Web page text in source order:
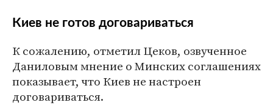
Киев не готов договариваться
К сожалению, отметил Цеков, озвученное
Даниловым мнение о Минских соглашениях
показывает, что Киев не настроен
договариваться.